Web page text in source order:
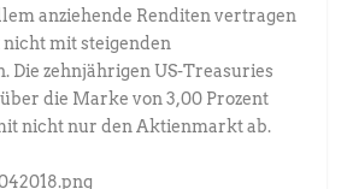
anziehende Renditen vertragen
mit steigenden
Die zehnjährigen US-Treasuries
die Marke von 3,00 Prozent
nicht nur den Aktienmarkt ab.